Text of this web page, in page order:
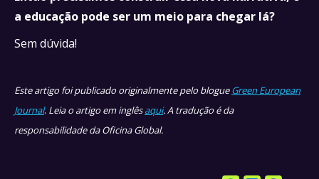
a educação pode ser um meio para chegar lá?
Sem dúvida!
Este artigo foi publicado originalmente pelo blogueGreen European
Journal. Leia o artigo em inglêsaqui. A tradução é da
responsabilidade da Oficina Global.